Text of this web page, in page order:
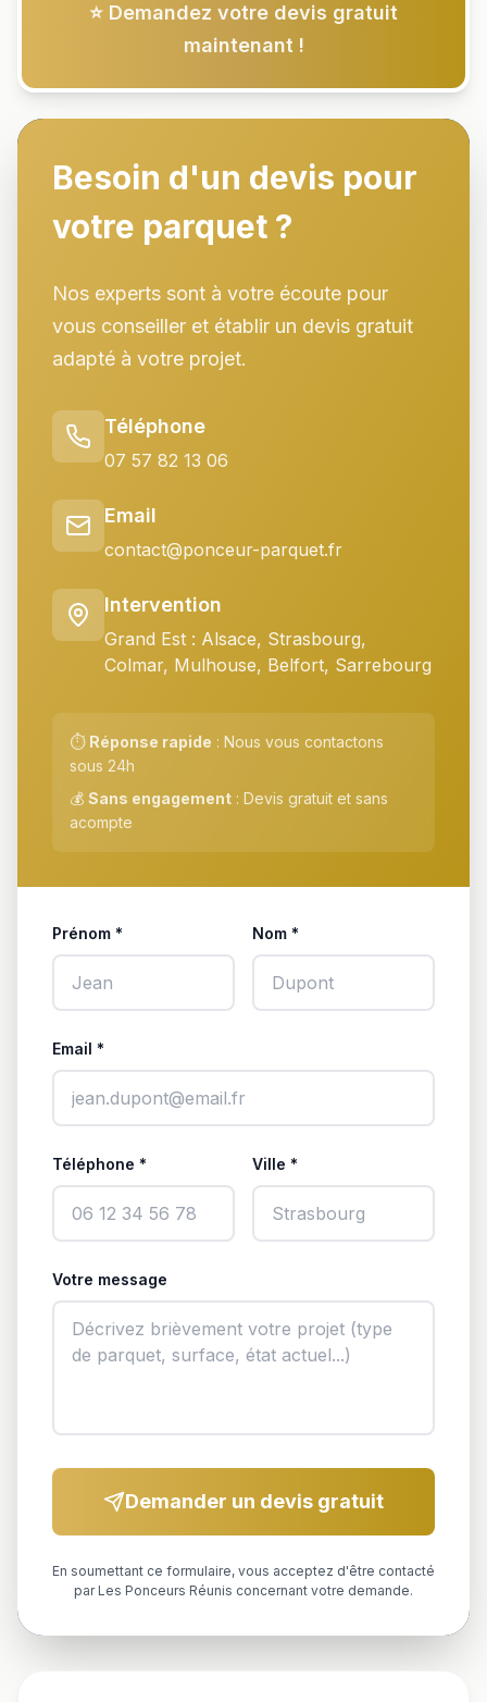
⭐ Demandez votre devis gratuit
maintenant !
Besoin d'un devis pour
votre parquet ?
Nos experts sont à votre écoute pour
vous conseiller et établir un devis gratuit
adapté à votre projet.
Téléphone
07 57 82 13 06
Email
contact@ponceur-parquet.fr
Intervention
Grand Est : Alsace, Strasbourg,
Colmar, Mulhouse, Belfort, Sarrebourg
⏱️ Réponse rapide : Nous vous contactons
sous 24h
💰 Sans engagement : Devis gratuit et sans
acompte
Prénom * Nom *
Email *
Téléphone * Ville *
Votre message
Demander un devis gratuit
En soumettant ce formulaire, vous acceptez d'être contacté
par Les Ponceurs Réunis concernant votre demande.